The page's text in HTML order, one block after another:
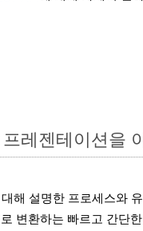
레젠테이션을
해 설명한 프로세스와
변환하는 빠르고 간단